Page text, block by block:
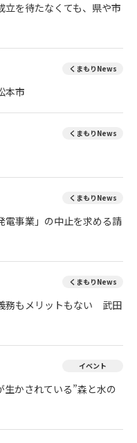
立を待たなくても、県や市
くまもりNews
本市
くまもりNews
くまもりNews
電事業」の中止を求める請
くまもりNews
務もメリットもない 武田
イベント
かされている”森と水の